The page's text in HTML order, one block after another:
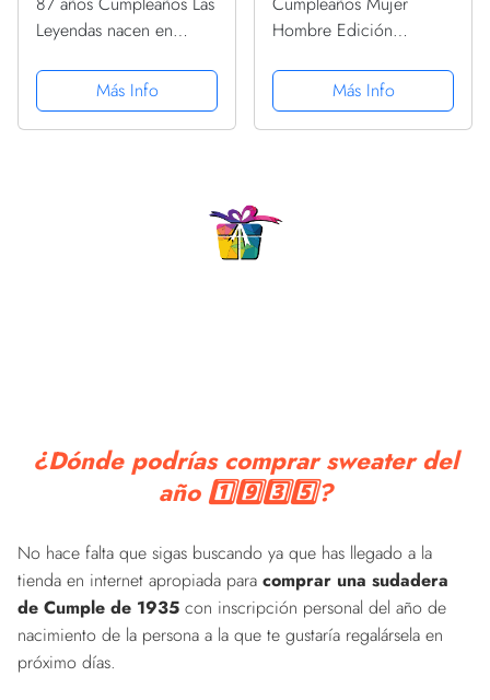
Leyendas nacen en
Más Info
Hombre Edición
Sudadera con Capucha
Más Info
¿Dónde podrías comprar sweater del
año 1️⃣9️⃣3️⃣5️⃣?
No hace falta que sigas buscando ya que has llegado a la
tienda en internet apropiada para comprar una sudadera
de Cumple de 1935 con inscripción personal del año de
nacimiento de la persona a la que te gustaría regalársela en
próximo días.